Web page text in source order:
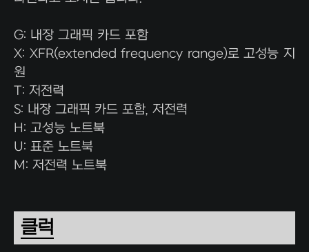
G: 내장 그래픽 카드 포함
X: XFR(extended frequency range)로 고성능 지
원
T: 저전력
S: 내장 그래픽 카드 포함, 저전력
H: 고성능 노트북
U: 표준 노트북
M: 저전력 노트북
클럭